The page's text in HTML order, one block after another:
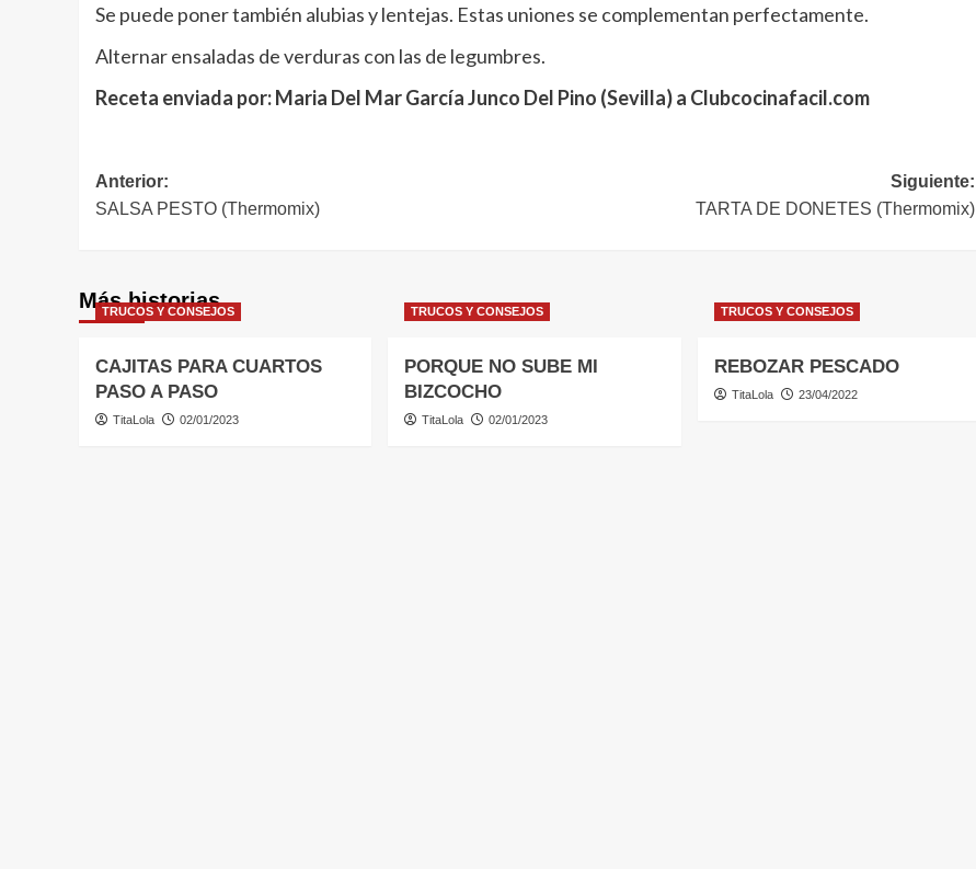
Se puede poner también alubias y lentejas. Estas uniones se complementan perfectamente.
Alternar ensaladas de verduras con las de legumbres.
Receta enviada por: Maria Del Mar García Junco Del Pino (Sevilla) a Clubcocinafacil.com
Navegación
de
Anterior:
SALSA PESTO (Thermomix)
Siguiente:
TARTA DE DONETES (Thermomix)
Más historias
TRUCOS Y CONSEJOS
CAJITAS PARA CUARTOS
PASO A PASO
TitaLola 02/01/2023
TRUCOS Y CONSEJOS
PORQUE NO SUBE MI
BIZCOCHO
TitaLola 02/01/2023
TRUCOS Y CONSEJOS
REBOZAR PESCADO
TitaLola 23/04/2022